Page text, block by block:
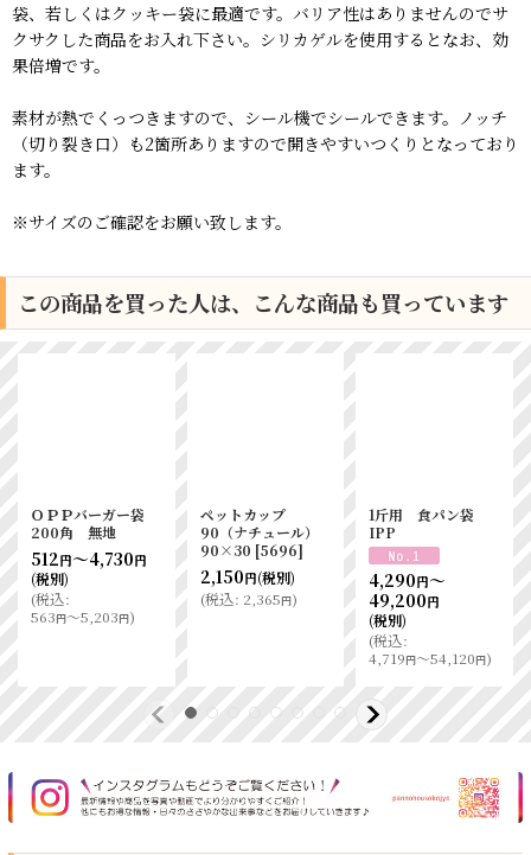
袋、若しくはクッキー袋に最適です。バリア性はありませんのでサ
クサクした商品をお入れ下さい。シリカゲルを使用するとなお、効
果倍増です。
素材が熱でくっつきますので、シール機でシールできます。ノッチ
（切り裂き口）も2箇所ありますので開きやすいつくりとなっており
ます。
※サイズのご確認をお願い致します。
この商品を買った人は、こんな商品も買っています
ペットカップ
90（ナチュール）
90×30
5696 ]
2,150円(税別)
税込: 2,365
1斤用 食パン袋
IPP
4,290円～
49,200円
ラスク・クッキー
袋 背貼平袋 100
3301]
710円 (税別)
税込:781円)